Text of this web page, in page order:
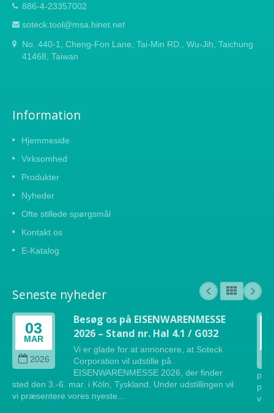
886-4-23357002
soteck.tool@msa.hinet.net
No. 440-1, Cheng-Fon Lane, Tai-Min RD., Wu-Jih, Taichung
41468, Taiwan
Information
Hjemmeside
Virksomhed
Produkter
Nyheder
Ofte stillede spørgsmål
Kontakt os
E-Katalog
Seneste nyheder
03
MAR
2026
Besøg os på EISENWARENMESSE
2026 – Stand nr. Hal 4.1 / G032
Vi er glade for at annoncere, at Soteck
Corporation vil udstille på
EISENWARENMESSE 2026, der finder
sted den 3.-6. mar. i Köln, Tyskland. Under udstillingen vil
vi præsentere vores nyeste...
på